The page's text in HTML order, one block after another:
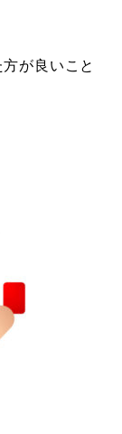
が良いこと